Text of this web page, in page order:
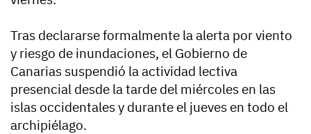
Tras declararse formalmente la alerta por viento
y riesgo de inundaciones, el Gobierno de
Canarias suspendió la actividad lectiva
presencial desde la tarde del miércoles en las
islas occidentales y durante el jueves en todo el
archipiélago.